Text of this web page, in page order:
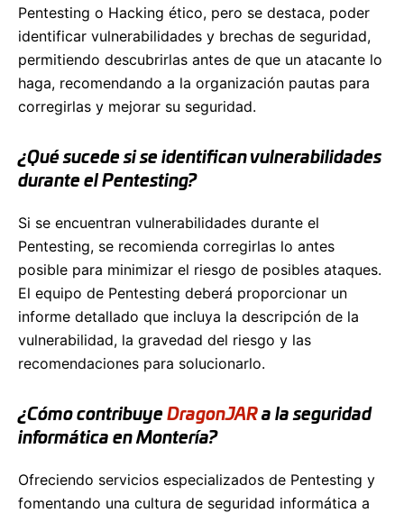
Pentesting o Hacking ético, pero se destaca, poder
identificar vulnerabilidades y brechas de seguridad,
permitiendo descubrirlas antes de que un atacante lo
haga, recomendando a la organización pautas para
corregirlas y mejorar su seguridad.
¿Qué sucede si se identifican vulnerabilidades
durante el Pentesting?
Si se encuentran vulnerabilidades durante el
Pentesting, se recomienda corregirlas lo antes
posible para minimizar el riesgo de posibles ataques.
El equipo de Pentesting deberá proporcionar un
informe detallado que incluya la descripción de la
vulnerabilidad, la gravedad del riesgo y las
recomendaciones para solucionarlo.
¿Cómo contribuye DragonJAR a la seguridad
informática en Montería?
Ofreciendo servicios especializados de Pentesting y
fomentando una cultura de seguridad informática a